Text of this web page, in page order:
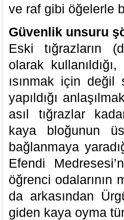
ve raf gibi öğelerle
Güvenlik unsuru
Eski tığrazların
olarak
ısınmak için değil
yapıldığı
asıl tığrazlar
kaya bloğunun
bağlanmaya
Efendi
öğrenci odalarının
da arkasından
giden kaya oyma